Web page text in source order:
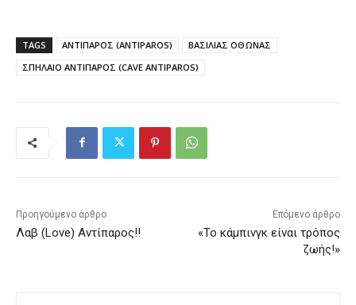
TAGS ΑΝΤΙΠΑΡΟΣ (ANTIPAROS)
ΒΑΣΙΛΙΑΣ ΟΘΩΝΑΣ
ΣΠΗΛΑΙΟ ΑΝΤΙΠΑΡΟΣ (CAVE ANTIPAROS)
Προηγούμενο άρθρο
Λαβ (Love) Αντίπαρος!!
Επόμενο άρθρο
«Το κάμπινγκ είναι τρόπος
ζωής!»